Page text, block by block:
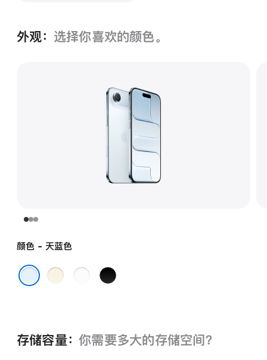
外观： 选择你喜欢的颜色。
颜色 - 天蓝色
浅
云
深
存储容量： 你需要多大的存储空⁠间？